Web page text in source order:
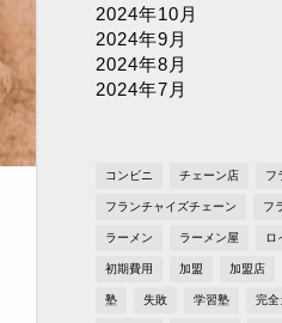
2024年10月
2024年9月
2024年8月
2024年7月
コンビニ チェーン店 フ
フランチャイズチェーン フ
ラーメン ラーメン屋 ロ
初期費用 加盟 加盟店
塾 失敗 学習塾 完全